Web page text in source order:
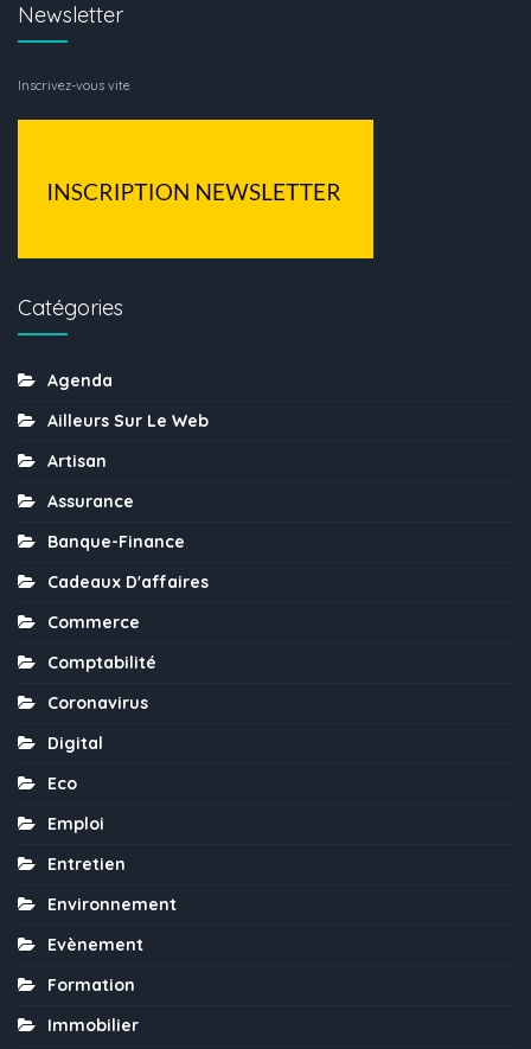
Newsletter
Inscrivez-vous vite
Catégories
Agenda
Ailleurs Sur Le Web
Artisan
Assurance
Banque-Finance
Cadeaux D'affaires
Commerce
Comptabilité
Coronavirus
Digital
Eco
Emploi
Entretien
Environnement
Evènement
Formation
Immobilier